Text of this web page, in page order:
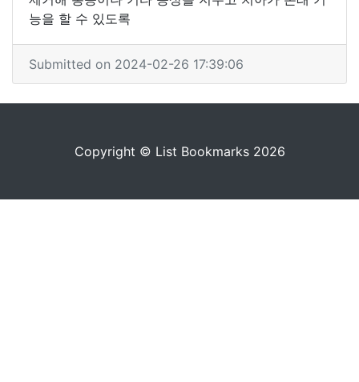
능을 할 수 있도록
Submitted on 2024-02-26 17:39:06
Copyright © List Bookmarks 2026